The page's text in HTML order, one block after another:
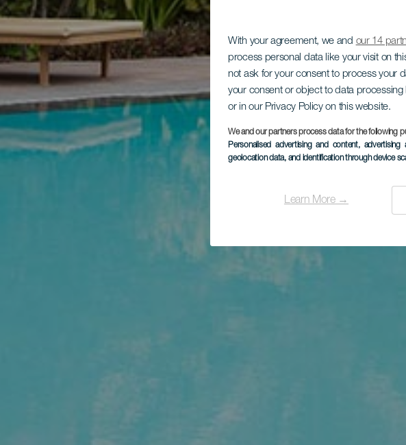
With your agreement, we and our 14
process personal data like your visit on
not ask for your consent to process your
your consent or object to data
or in our Privacy Policy on this website.
We and our partners process data for the following
Personalised advertising and content,
geolocation data, and identification through device
Learn More →